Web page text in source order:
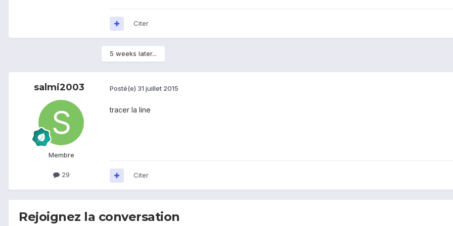
Citer
5 weeks later...
salmi2003
Membre
29
Posté(e) 31 juillet 2015
tracer la line
Citer
Rejoignez la conversation